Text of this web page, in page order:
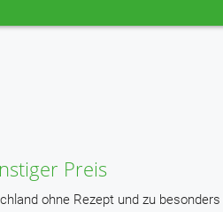
Preis
ohne Rezept und zu besonders